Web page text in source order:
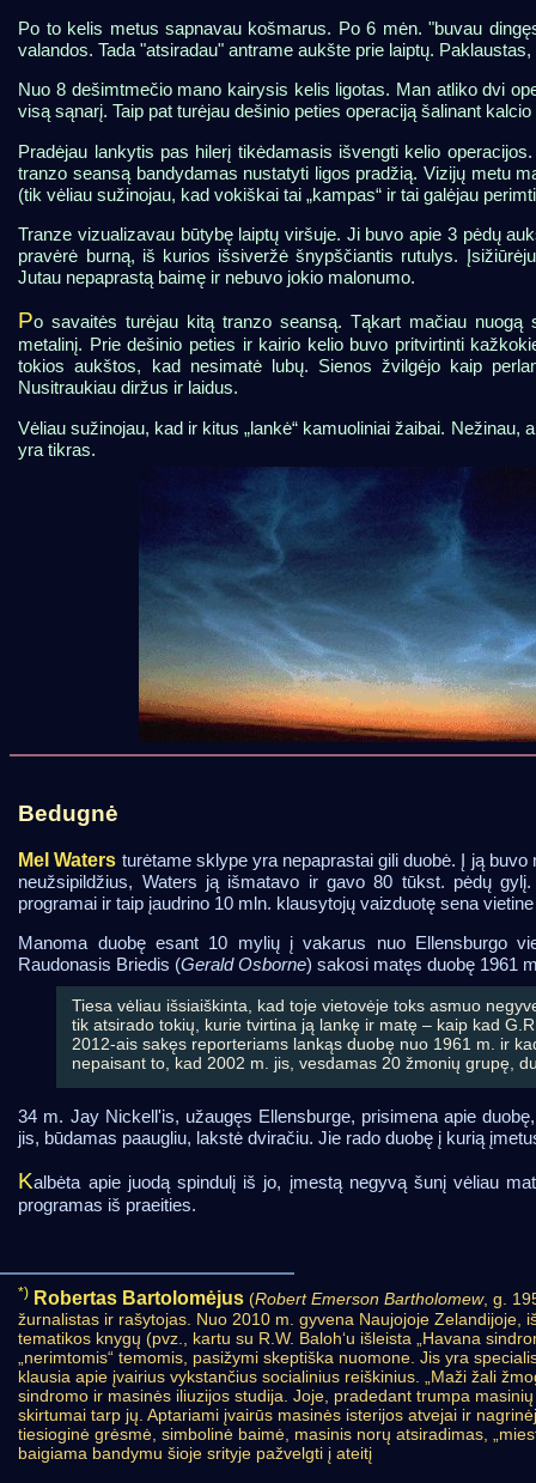
Po to kelis metus sapnavau košmarus. Po 6 mėn. "buvau
valandos. Tada "atsiradau" antrame aukšte prie laiptų.
Nuo 8 dešimtmečio mano kairysis kelis ligotas. Man atliko dvi
visą sąnarį. Taip pat turėjau dešinio peties operaciją šalinant
Pradėjau lankytis pas hilerį tikėdamasis išvengti kelio
tranzo seansą bandydamas nustatyti ligos pradžią. Vizijų metu
(tik vėliau sužinojau, kad vokiškai tai „kampas“ ir tai galėjau
Tranze vizualizavau būtybę laiptų viršuje. Ji buvo apie 3 pėdų
pravėrė burną, iš kurios išsiveržė šnypščiantis rutulys.
Jutau nepaprastą baimę ir nebuvo jokio malonumo.
Po savaitės turėjau kitą tranzo seansą. Tąkart mačiau
metalinį. Prie dešinio peties ir kairio kelio buvo pritvirtinti
tokios aukštos, kad nesimatė lubų. Sienos žvilgėjo kaip
Nusitraukiau diržus ir laidus.
Vėliau sužinojau, kad ir kitus „lankė“ kamuoliniai žaibai.
yra tikras.
Bedugnė
Mel Waters turėtame sklype yra nepaprastai gili duobė. Į ją
neužsipildžius, Waters ją išmatavo ir gavo 80 tūkst. pėdų
programai ir taip įaudrino 10 mln. klausytojų vaizduotę sena
Manoma duobę esant 10 mylių į vakarus nuo Ellensburgo
Raudonasis Briedis (Gerald Osborne) sakosi matęs duobę 1961
Tiesa vėliau išsiaiškinta, kad toje vietovėje toks asmuo
tik atsirado tokių, kurie tvirtina ją lankę ir matę – kaip kad
2012-ais sakęs reporteriams lankąs duobę nuo 1961 m. ir
nepaisant to, kad 2002 m. jis, vesdamas 20 žmonių grupę,
34 m. Jay Nickell'is, užaugęs Ellensburge, prisimena apie
jis, būdamas paaugliu, lakstė dviračiu. Jie rado duobę į kurią
Kalbėta apie juodą spindulį iš jo, įmestą negyvą šunį vėliau
programas iš praeities.
*) Robertas Bartolomėjus (Robert Emerson Bartholomew, g.
žurnalistas ir rašytojas. Nuo 2010 m. gyvena Naujojoje Zelandijoje,
tematikos knygų (pvz., kartu su R.W. Baloh‘u išleista „Havana
„nerimtomis“ temomis, pasižymi skeptiška nuomone. Jis yra
klausia apie įvairius vykstančius socialinius reiškinius. „Maži žali
sindromo ir masinės iliuzijos studija. Joje, pradedant trumpa
skirtumai tarp jų. Aptariami įvairūs masinės isterijos atvejai ir
tiesioginė grėsmė, simbolinė baimė, masinis norų atsiradimas,
baigiama bandymu šioje srityje pažvelgti į ateitį